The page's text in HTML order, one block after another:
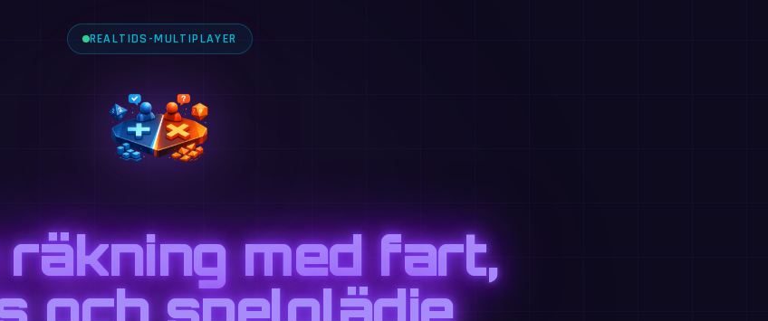
REALTIDS-MULTIPLAYER
med fart,